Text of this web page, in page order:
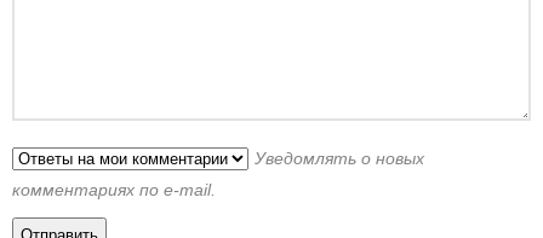
Уведомлять о новых
комментариях по e-mail.